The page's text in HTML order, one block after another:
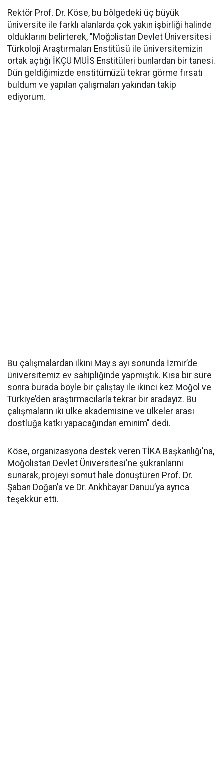
Rektör Prof. Dr. Köse, bu bölgedeki üç büyük
üniversite ile farklı alanlarda çok yakın işbirliği halinde
olduklarını belirterek, "Moğolistan Devlet Üniversitesi
Türkoloji Araştırmaları Enstitüsü ile üniversitemizin
ortak açtığı İKÇÜ MUİS Enstitüleri bunlardan bir tanesi.
Dün geldiğimizde enstitümüzü tekrar görme fırsatı
buldum ve yapılan çalışmaları yakından takip
ediyorum.
Bu çalışmalardan ilkini Mayıs ayı sonunda İzmir’de
üniversitemiz ev sahipliğinde yapmıştık. Kısa bir süre
sonra burada böyle bir çalıştay ile ikinci kez Moğol ve
Türkiye’den araştırmacılarla tekrar bir aradayız. Bu
çalışmaların iki ülke akademisine ve ülkeler arası
dostluğa katkı yapacağından eminim" dedi.
Köse, organizasyona destek veren TİKA Başkanlığı'na,
Moğolistan Devlet Üniversitesi'ne şükranlarını
sunarak, projeyi somut hale dönüştüren Prof. Dr.
Şaban Doğan’a ve Dr. Ankhbayar Danuu’ya ayrıca
teşekkür etti.